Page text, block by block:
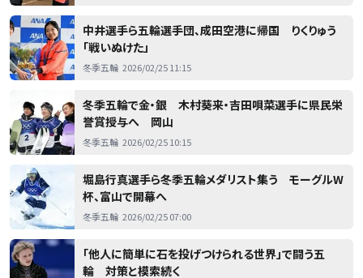
中井選手ら五輪選手団、成田空港に帰国 りくりゅう
「戦いぬけた」
冬季五輪 2026/02/25 11:15
冬季五輪で金・銀 木村葵来・吉田唄菜選手に県民栄
誉賞授与へ 岡山
冬季五輪 2026/02/25 10:15
堀島行真選手ら冬季五輪メダリスト集う モーグルW
杯、富山で開幕へ
冬季五輪 2026/02/25 07:00
「他人に簡単に石を投げつけられる世界」で闘う五
輪 対策と模索続く